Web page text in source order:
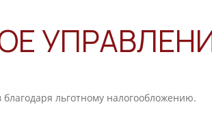
льготному налогообложению.